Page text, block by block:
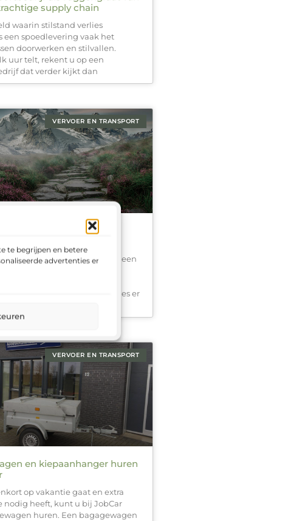
te begrijpen en betere
advertenties en het
supply chain
waarin stilstand verlies
een spoedlevering vaak het
doorwerken en stilvallen.
uur telt, rekent u op een
dat verder kijkt dan
VERVOER EN TRANSPORT
Scootmobiel Vinden: Een
de juiste scootmobiel kan een
om precies te weten welke opties er
VERVOER EN TRANSPORT
en kiepaanhanger huren
op vakantie gaat en extra
nodig heeft, kunt u bij JobCar
huren. Een bagagewagen